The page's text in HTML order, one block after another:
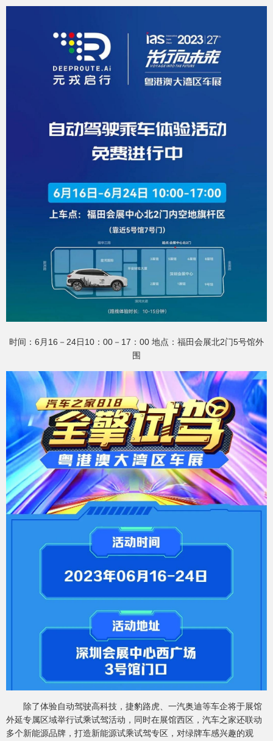
时间：6月16－24日10：00－17：00 地点：福田会展北2门5号馆外
围
除了体验自动驾驶高科技，捷豹路虎、一汽奥迪等车企将于展馆
外延专属区域举行试乘试驾活动，同时在展馆西区，汽车之家还联动
多个新能源品牌，打造新能源试乘试驾专区，对绿牌车感兴趣的观